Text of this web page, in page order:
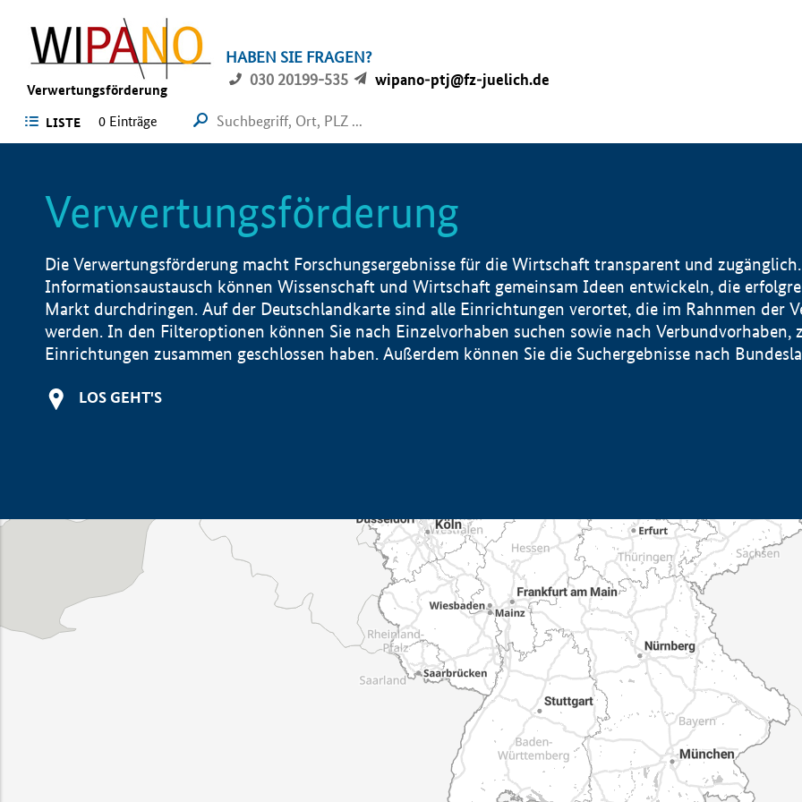
Verwertungsförderung
HABEN SIE FRAGEN?
030 20199-535
wipano-ptj@fz-juelich.de
LISTE 0 Einträge
Verwertungsförderung
Die Verwertungsförderung macht Forschungsergebnisse für die Wirtschaft transparent und
Informationsaustausch können Wissenschaft und Wirtschaft gemeinsam Ideen entwickeln, die
Markt durchdringen. Auf der Deutschlandkarte sind alle Einrichtungen verortet, die im Rahnmen der
werden. In den Filteroptionen können Sie nach Einzelvorhaben suchen sowie nach Verbundvorhaben,
Einrichtungen zusammen geschlossen haben. Außerdem können Sie die Suchergebnisse nach
LOS GEHT'S